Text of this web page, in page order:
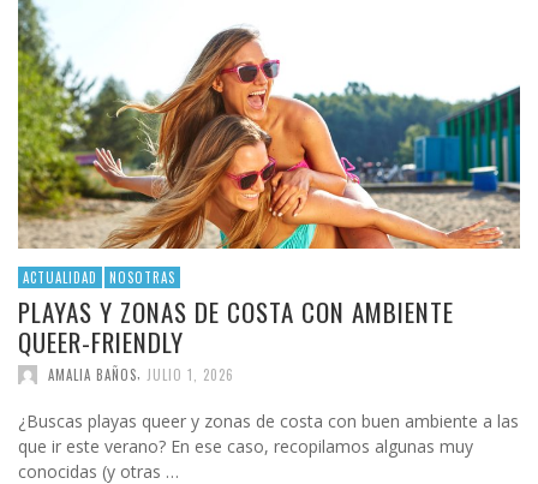
ACTUALIDAD NOSOTRAS
PLAYAS Y ZONAS DE COSTA CON AMBIENTE
QUEER-FRIENDLY
AMALIA BAÑOS JULIO 1, 2026
¿Buscas playas queer y zonas de costa con buen ambiente a las
que ir este verano? En ese caso, recopilamos algunas muy
conocidas (y otras …